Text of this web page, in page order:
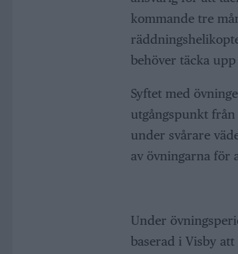
kommande tre
behöver täcka
Syftet med
utgångspunkt
under svårare
av övningarna för
Under
baserad i Visby